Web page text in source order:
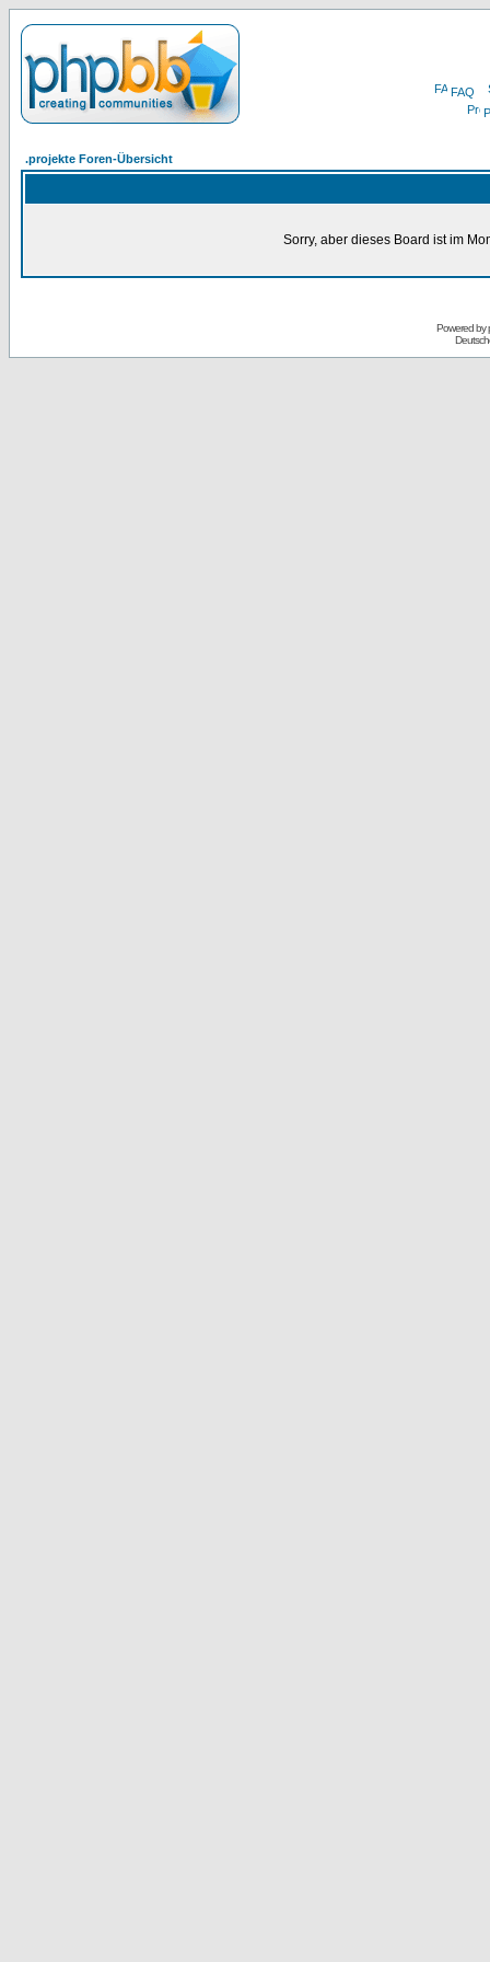
FAQ
.projekte Foren-Übersicht
Sorry, aber dieses Board ist im
Powered by